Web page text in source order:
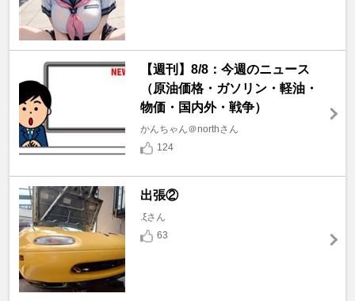
【週刊】8/8：今週のニュース
（原油価格・ガソリン・軽油・
物価・国内外・戦争）
かんちゃん＠northさん
124
出張②
.ξさん
63